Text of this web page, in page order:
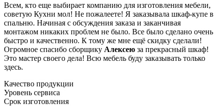
Всем, кто еще выбирает компанию для изготовления мебели,
советую Кухни мол! Не пожалеете! Я заказывала шкаф-купе в
спальню. Начиная с обсуждения заказа и заканчивая
монтажом никаких проблем не было. Все было сделано очень
быстро и качественно. К тому же мне ещё скидку сделали!
Огромное спасибо сборщику Алексею за прекрасный шкаф!
Это мастер своего дела! Всю мебель буду заказывать только
здесь.
Качество продукции
Уровень сервиса
Срок изготовления